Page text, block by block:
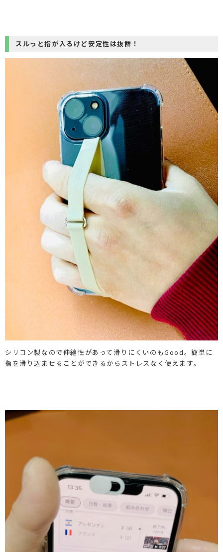
スルっと指が入るけど安定性は抜群！
シリコン製なので伸縮性があって滑りにくいのもGood。簡単に
指を滑り込ませることができるからストレスなく使えます。